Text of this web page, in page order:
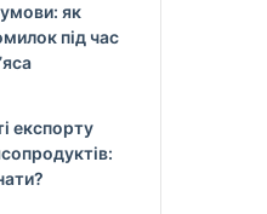
як
під час
експорту